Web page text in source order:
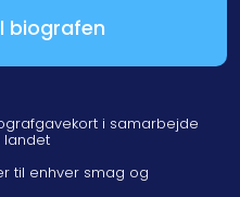
biografen
i samarbejde
landet
til enhver smag og